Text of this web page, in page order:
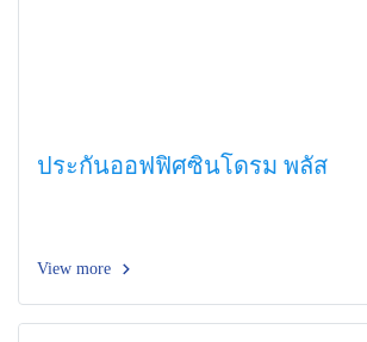
ประกันออฟฟิศซินโดรม พลัส
View more